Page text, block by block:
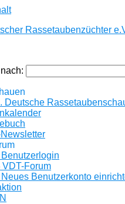
Rassetaubenzüchter
Deutsche
Benutzerlogin
VDT-Forum
Neues Benutzerkonto